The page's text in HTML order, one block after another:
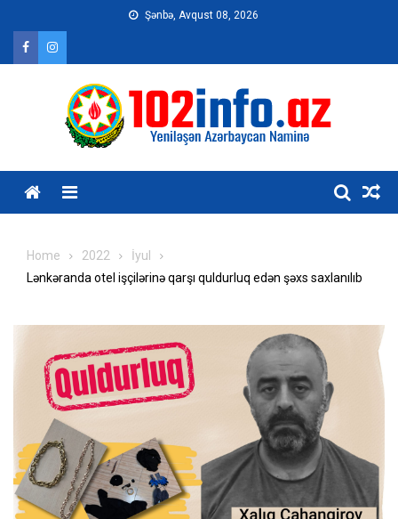
content
Şənbə, Avqust 08, 2026
Home 2022
İyul
Lənkəranda otel işçilərinə qarşı quldurluq edən şəxs saxlanılıb